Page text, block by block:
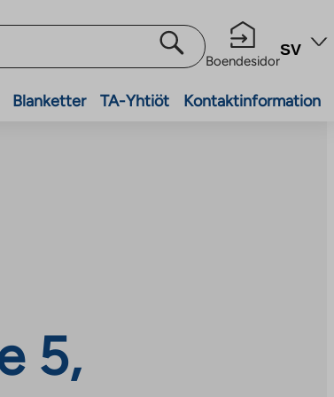
Boendesidor
SV
Blanketter TA-Yhtiöt Kontaktinformation
5,